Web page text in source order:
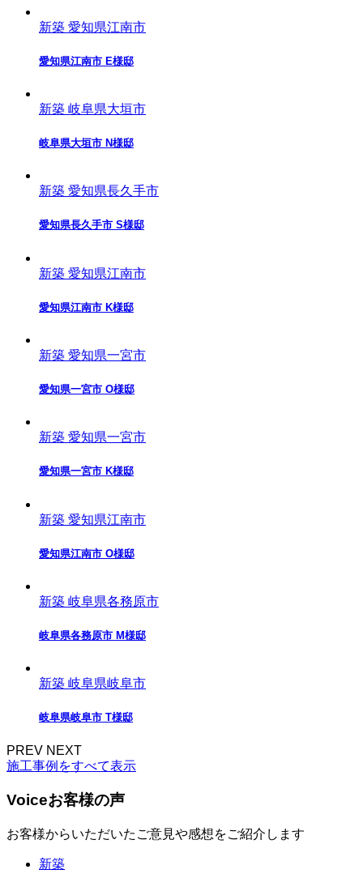
新築 愛知県江南市
愛知県江南市 E様邸
新築 岐阜県大垣市
岐阜県大垣市 N様邸
新築 愛知県長久手市
愛知県長久手市 S様邸
新築 愛知県江南市
愛知県江南市 K様邸
新築 愛知県一宮市
愛知県一宮市 O様邸
新築 愛知県一宮市
愛知県一宮市 K様邸
新築 愛知県江南市
愛知県江南市 O様邸
新築 岐阜県各務原市
岐阜県各務原市 M様邸
新築 岐阜県岐阜市
岐阜県岐阜市 T様邸
PREV NEXT
施工事例をすべて表示
Voiceお客様の声
お客様からいただいたご意見や感想をご紹介します
新築